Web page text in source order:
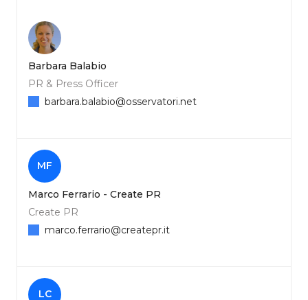
Barbara Balabio
PR & Press Officer
barbara.balabio@osservatori.net
MF
Marco Ferrario - Create PR
Create PR
marco.ferrario@createpr.it
LC